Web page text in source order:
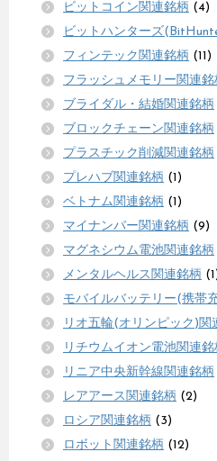
ビットコイン関連銘柄 (4)
ビットハンターズ
フィンテック関連銘柄 (11)
フラッシュメモリー関連銘
ブライダル・結婚関連銘柄
ブロックチェーン関連銘柄
プラスチック削減関連銘柄
プレハブ関連銘柄 (1)
ベトナム関連銘柄 (1)
マイナンバー関連銘柄 (9)
マグネシウム電池関連銘柄
メンタルヘルス関連銘柄
モバイルバッテリー(携帯
リオ五輪(オリンピック)関
リチウムイオン電池関連銘
リニア中央新幹線関連銘柄
レアアース関連銘柄 (2)
ロシア関連銘柄 (3)
ロボット関連銘柄 (12)